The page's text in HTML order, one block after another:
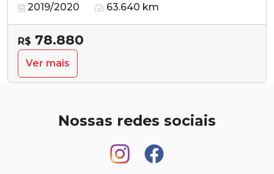
2019/2020 63.640 km
R$ 78.880
Ver mais
Nossas redes sociais